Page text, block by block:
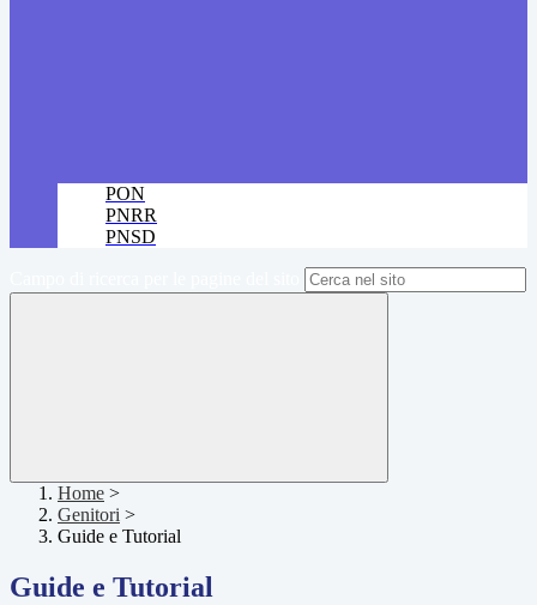
PON
PNRR
PNSD
Home >
Genitori >
Guide e Tutorial
Guide e Tutorial